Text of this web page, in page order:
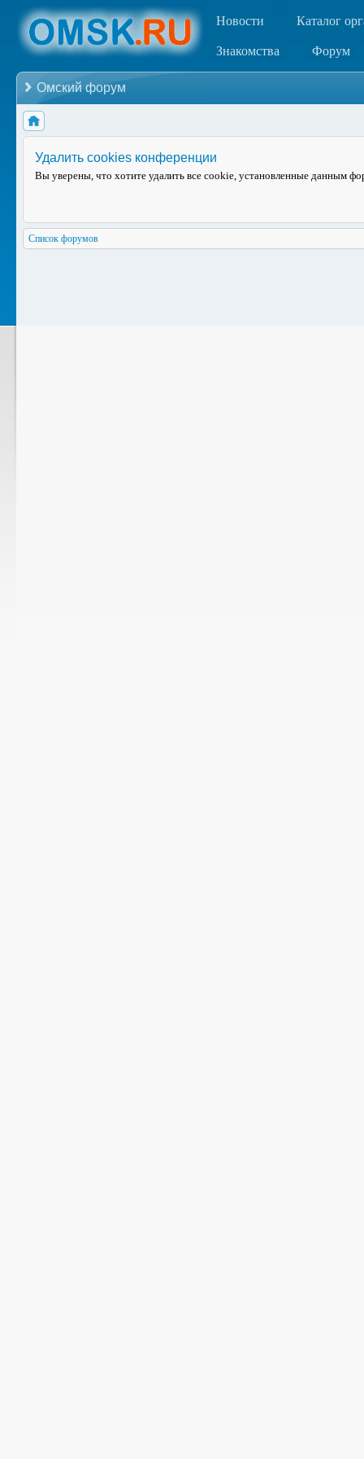
Новости Каталог
Знакомства Форум
Омский форум
Удалить cookies конференции
Вы уверены, что хотите удалить все cookie, установленные данным
Список форумов